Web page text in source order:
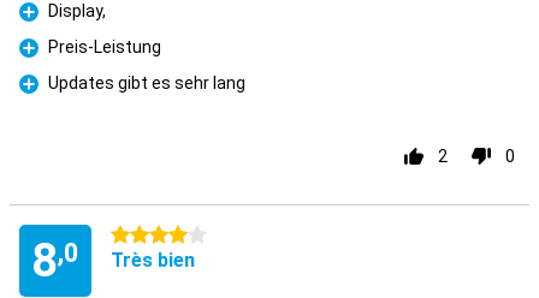
Pour
Display,
Pour
Preis-Leistung
Pour
Updates gibt es sehr lang
2 0
8,0
4 étoiles
Très bien